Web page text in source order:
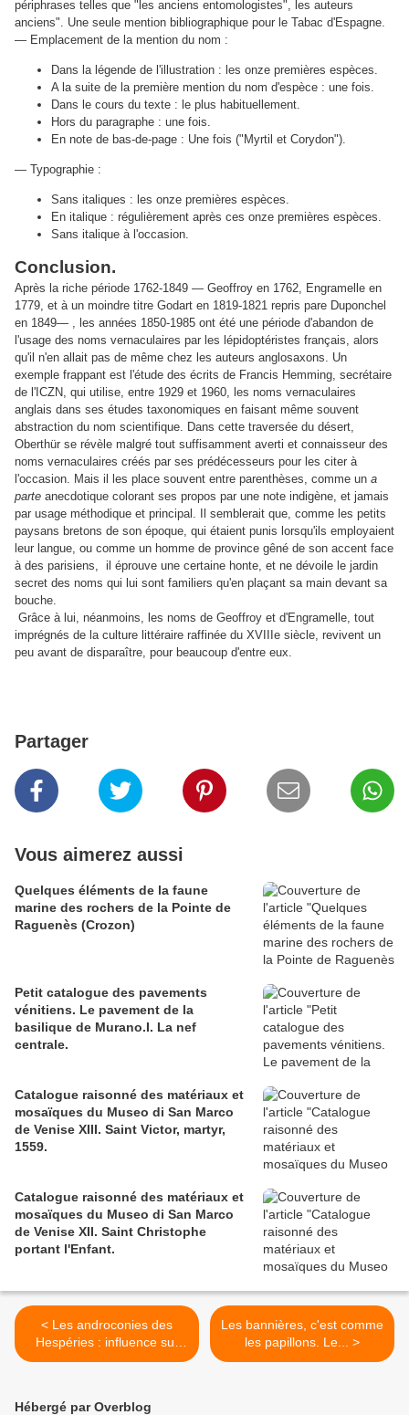
périphrases telles que "les anciens entomologistes", les auteurs
anciens". Une seule mention bibliographique pour le Tabac d'Espagne.
— Emplacement de la mention du nom :
Dans la légende de l'illustration : les onze premières espèces.
A la suite de la première mention du nom d'espèce : une fois.
Dans le cours du texte : le plus habituellement.
Hors du paragraphe : une fois.
En note de bas-de-page : Une fois ("Myrtil et Corydon").
— Typographie :
Sans italiques : les onze premières espèces.
En italique : régulièrement après ces onze premières espèces.
Sans italique à l'occasion.
Conclusion.
Après la riche période 1762-1849 — Geoffroy en 1762, Engramelle en
1779, et à un moindre titre Godart en 1819-1821 repris pare Duponchel
en 1849— , les années 1850-1985 ont été une période d'abandon de
l'usage des noms vernaculaires par les lépidoptéristes français, alors
qu'il n'en allait pas de même chez les auteurs anglosaxons. Un
exemple frappant est l'étude des écrits de Francis Hemming, secrétaire
de l'ICZN, qui utilise, entre 1929 et 1960, les noms vernaculaires
anglais dans ses études taxonomiques en faisant même souvent
abstraction du nom scientifique. Dans cette traversée du désert,
Oberthür se révèle malgré tout suffisamment averti et connaisseur des
noms vernaculaires créés par ses prédécesseurs pour les citer à
l'occasion. Mais il les place souvent entre parenthèses, comme un a
parte anecdotique colorant ses propos par une note indigène, et jamais
par usage méthodique et principal. Il semblerait que, comme les petits
paysans bretons de son époque, qui étaient punis lorsqu'ils employaient
leur langue, ou comme un homme de province gêné de son accent face
à des parisiens, il éprouve une certaine honte, et ne dévoile le jardin
secret des noms qui lui sont familiers qu'en plaçant sa main devant sa
bouche.
Grâce à lui, néanmoins, les noms de Geoffroy et d'Engramelle, tout
imprégnés de la culture littéraire raffinée du XVIIIe siècle, revivent un
peu avant de disparaître, pour beaucoup d'entre eux.
Partager
Vous aimerez aussi
Quelques éléments de la faune
marine des rochers de la Pointe de
Raguenès (Crozon)
Petit catalogue des pavements
vénitiens. Le pavement de la
basilique de Murano.I. La nef
centrale.
Catalogue raisonné des matériaux et
mosaïques du Museo di San Marco
de Venise XIII. Saint Victor, martyr,
1559.
Catalogue raisonné des matériaux et
mosaïques du Museo di San Marco
de Venise XII. Saint Christophe
portant l'Enfant.
< Les androconies des
Hespéries : influence sur
les Noms Propres des
Les bannières, c'est comme
les papillons. Le... >
Hébergé par Overblog